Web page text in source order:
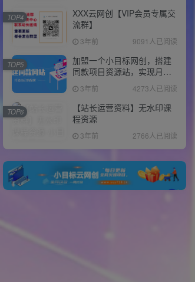
XXX云网创【VIP会员专属交
流群】
3年前 9091人已阅读
TOP4
加盟一个小目标网创，搭建
同款项目资源站，实现月入
10w+！！
3年前 4273人已阅读
TOP5
【站长运营资料】无水印课
程资源
3年前 2766人已阅读
TOP6